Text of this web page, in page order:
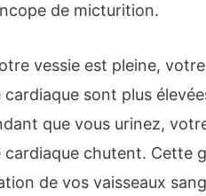
de micturition.
vessie est pleine,
sont plus
que vous urinez,
chutent. Cette
de vos vaisseaux